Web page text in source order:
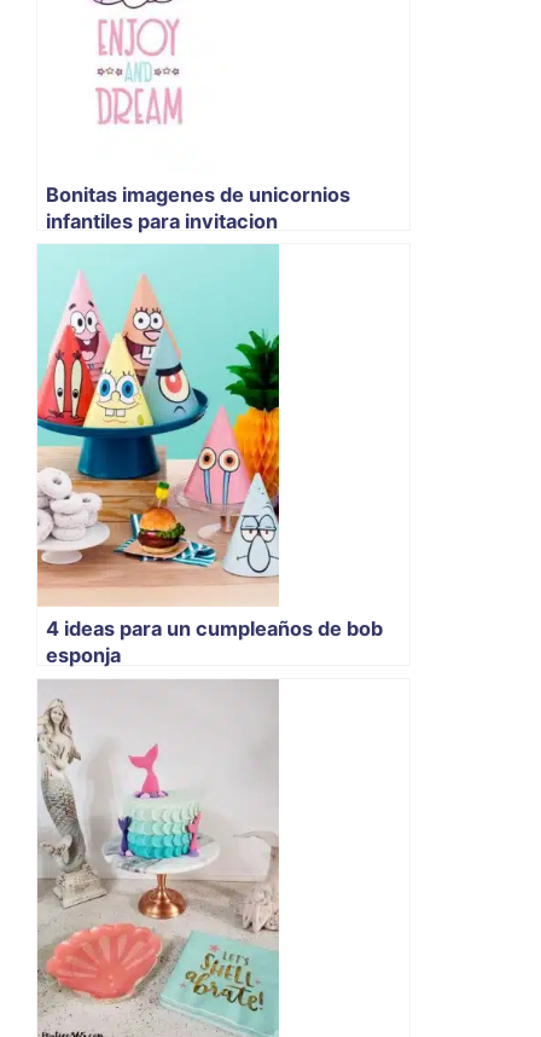
Bonitas imagenes de unicornios
infantiles para invitacion
4 ideas para un cumpleaños de bob
esponja